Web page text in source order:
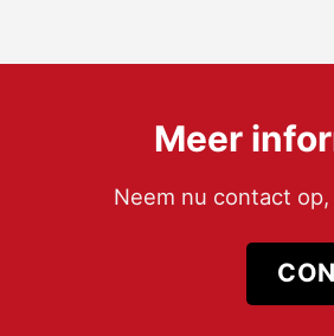
Meer
Neem nu contact